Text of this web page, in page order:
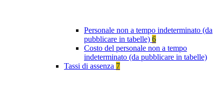
Personale non a tempo indeterminato (da
pubblicare in tabelle) 6
Costo del personale non a tempo
indeterminato (da pubblicare in tabelle)
Tassi di assenza 7